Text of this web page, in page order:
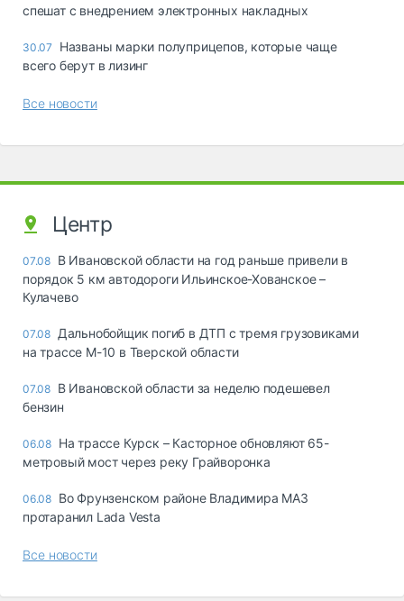
спешат с внедрением электронных накладных
30.07
Названы марки полуприцепов, которые чаще
всего берут в лизинг
Все новости
Центр
07.08 В Ивановской области на год раньше привели в
порядок 5 км автодороги Ильинское-Хованское –
Кулачево
07.08 Дальнобойщик погиб в ДТП с тремя грузовиками
на трассе М-10 в Тверской области
07.08 В Ивановской области за неделю подешевел
бензин
06.08 На трассе Курск – Касторное обновляют 65-
метровый мост через реку Грайворонка
06.08 Во Фрунзенском районе Владимира МАЗ
протаранил Lada Vesta
Все новости